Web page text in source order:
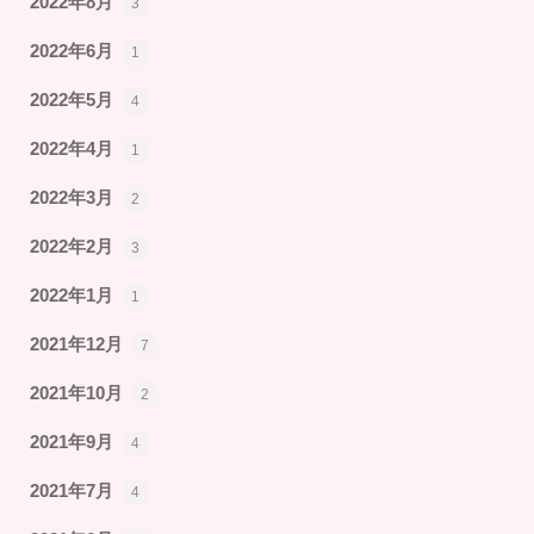
3
2022年6月 1
2022年5月 4
2022年4月 1
2022年3月 2
2022年2月 3
2022年1月 1
2021年12月 7
2021年10月 2
2021年9月 4
2021年7月 4